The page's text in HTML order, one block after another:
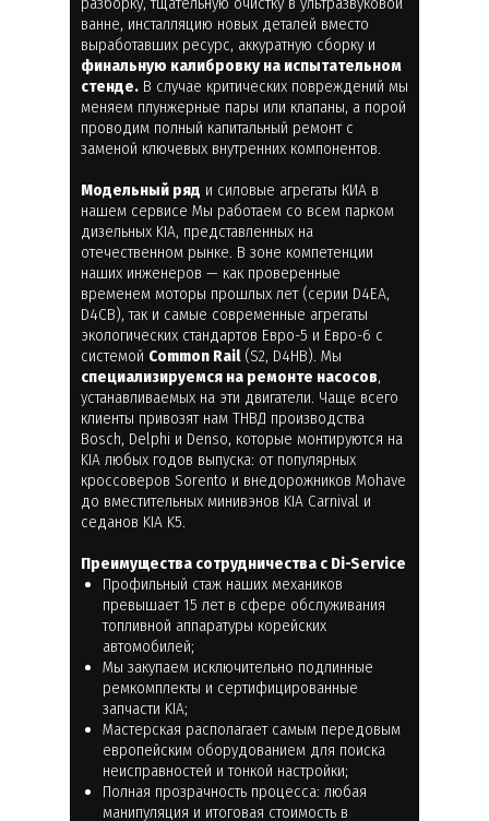
ванне, инсталляцию новых деталей вместо
выработавших ресурс, аккуратную сборку и
финальную калибровку на испытательном
стенде. В случае критических повреждений мы
меняем плунжерные пары или клапаны, а порой
проводим полный капитальный ремонт с
заменой ключевых внутренних компонентов.
Модельный ряд и силовые агрегаты КИА в
нашем сервисе Мы работаем со всем парком
дизельных KIA, представленных на
отечественном рынке. В зоне компетенции
наших инженеров — как проверенные
временем моторы прошлых лет (серии D4EA,
D4CB), так и самые современные агрегаты
экологических стандартов Евро-5 и Евро-6 с
системой Common Rail(S2, D4HB). Мы
специализируемся на ремонте насосов,
устанавливаемых на эти двигатели. Чаще всего
клиенты привозят нам ТНВД производства
Bosch, Delphi и Denso, которые монтируются на
KIA любых годов выпуска: от популярных
кроссоверов Sorento и внедорожников Mohave
до вместительных минивэнов KIA Carnival и
седанов KIA K5.
Преимущества сотрудничества с Di-Service
Профильный стаж наших механиков
превышает 15 лет в сфере обслуживания
топливной аппаратуры корейских
автомобилей;
Мы закупаем исключительно подлинные
ремкомплекты и сертифицированные
запчасти KIA;
Мастерская располагает самым передовым
европейским оборудованием для поиска
неисправностей и тонкой настройки;
Полная прозрачность процесса: любая
манипуляция и итоговая стоимость в